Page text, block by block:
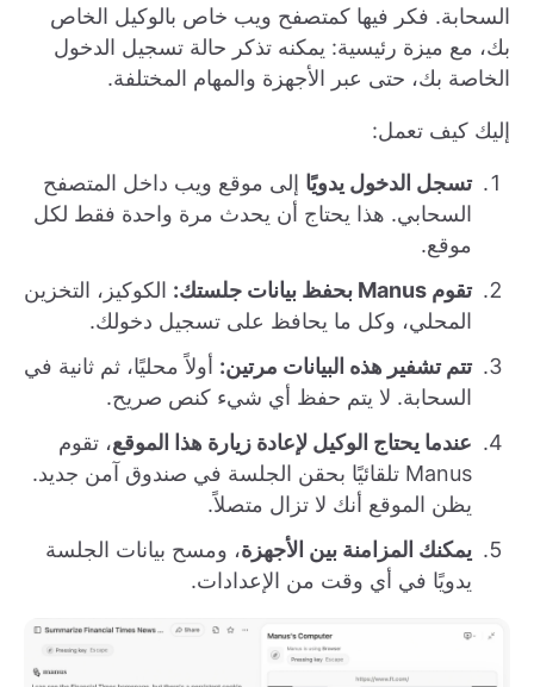
السحابة. فكر فيها كمتصفح ويب خاص بالوكيل الخاص
بك، مع ميزة رئيسية: يمكنه تذكر حالة تسجيل الدخول
الخاصة بك، حتى عبر الأجهزة والمهام المختلفة.
إليك كيف تعمل:
تسجل الدخول يدويًا إلى موقع ويب داخل المتصفح
السحابي. هذا يحتاج أن يحدث مرة واحدة فقط لكل
موقع.
تقوم Manus بحفظ بيانات جلستك:
الكوكيز، التخزين
المحلي، وكل ما يحافظ على تسجيل دخولك.
تتم تشفير هذه البيانات مرتين: أولاً محليًا، ثم ثانية في
السحابة. لا يتم حفظ أي شيء كنص صريح.
عندما يحتاج الوكيل لإعادة زيارة هذا الموقع، تقوم
Manus تلقائيًا بحقن الجلسة في صندوق آمن جديد.
يظن الموقع أنك لا تزال متصلاً.
يمكنك المزامنة بين الأجهزة، ومسح بيانات الجلسة
يدويًا في أي وقت من الإعدادات.